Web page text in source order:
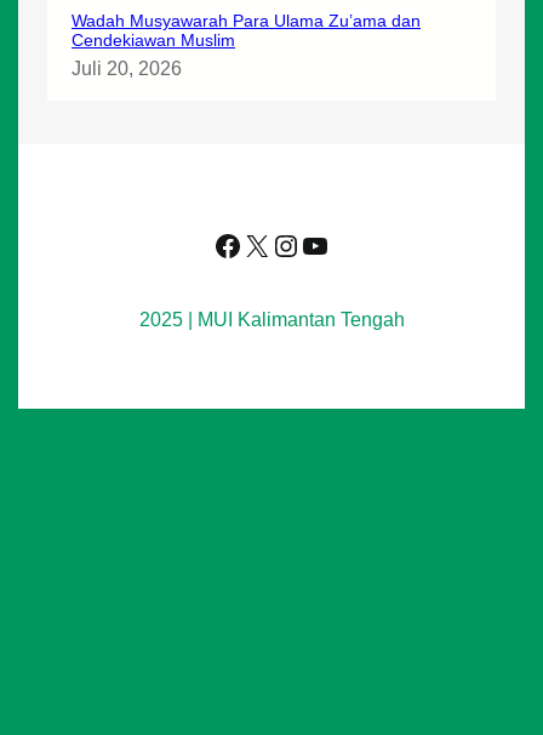
Wadah Musyawarah Para Ulama Zu’ama dan
Cendekiawan Muslim
Juli 20, 2026
Facebook
X Instagram
YouTube
2025 | MUI Kalimantan Tengah